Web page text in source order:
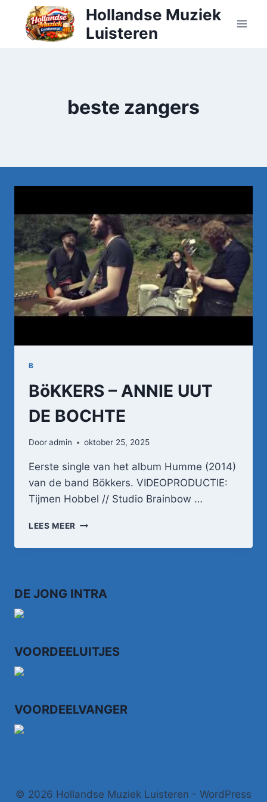
Doorgaan
inhoud
Hollandse Muziek
Luisteren
beste zangers
B
BöKKERS – ANNIE UUT
DE BOCHTE
Dooradmin oktober 25, 2025
Eerste single van het album Humme (2014)
van de band Bökkers. VIDEOPRODUCTIE:
Tijmen Hobbel // Studio Brainbow …
LEES MEER BÖKKERS
ANNIE
DE JONG INTRA
VOORDEELUITJES
VOORDEELVANGER
© 2026 Hollandse Muziek Luisteren - WordPress